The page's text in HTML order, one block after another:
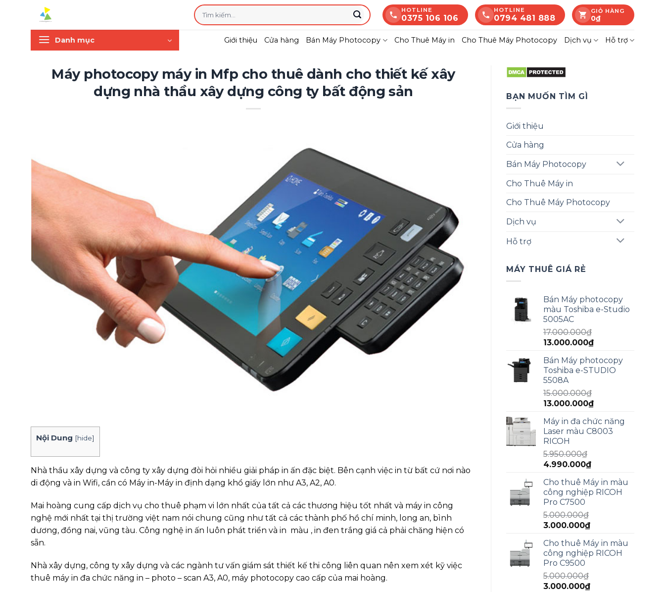
Tìm
kiếm:
HOTLINE
0375 106 106
HOTLINE
0794 481 888
GIỎ HÀNG
0₫
Danh mục Giới thiệu Cửa hàng Bán Máy Photocopy Cho Thuê Máy in Cho Thuê Máy Photocopy Dịch vụ Hỗ trợ
Máy photocopy máy in Mfp cho thuê dành cho thiết kế xây
dựng nhà thầu xây dựng công ty bất động sản
Nội Dung [hide]
Nhà thầu xây dựng và công ty xây dựng đòi hỏi nhiều giải pháp in ấn đặc biệt. Bên cạnh việc in từ bất cứ nơi nào
di động và in Wifi, cần có Máy in-Máy in định dạng khổ giấy lớn như A3, A2, A0.
Mai hoàng cung cấp dịch vụ cho thuê phạm vi lớn nhất của tất cả các thương hiệu tốt nhất và máy in công
nghệ mới nhất tại thị trường việt nam nói chung cũng như tất cả các thành phố hồ chí minh, long an, bình
dương, đồng nai, vũng tàu. Công nghệ in ấn luôn phát triển và in màu , in đen trắng giá cả phải chăng hiện có
sẵn.
Nhà xây dựng, công ty xây dựng và các ngành tư vấn giám sát thiết kế thi công liên quan nên xem xét kỹ việc
thuê máy in đa chức năng in – photo – scan A3, A0, máy photocopy cao cấp của mai hoàng.
BẠN MUỐN TÌM GÌ
Giới thiệu
Cửa hàng
Bán Máy Photocopy
Cho Thuê Máy in
Cho Thuê Máy Photocopy
Dịch vụ
Hỗ trợ
MÁY THUÊ GIÁ RẺ
Bán Máy photocopy
màu Toshiba e-Studio
5005AC
17.000.000₫
Giá
là:
17.000.000₫.
13.000.000₫Giá
tại
là:
Bán Máy photocopy
Toshiba e-STUDIO
5508A
15.000.000₫
Giá
là:
15.000.000₫.
13.000.000₫Giá
tại
là:
Máy in đa chức năng
Laser màu C8003
RICOH
5.950.000₫
Giá
là:
5.950.000₫.
4.990.000₫Giá
tại
là:
Cho thuê Máy in màu
công nghiệp RICOH
Pro C7500
5.000.000₫
Giá
là:
5.000.000₫.
3.000.000₫Giá
tại
là:
Cho thuê Máy in màu
công nghiệp RICOH
Pro C9500
5.000.000₫
Giá
3.000.000₫Giá